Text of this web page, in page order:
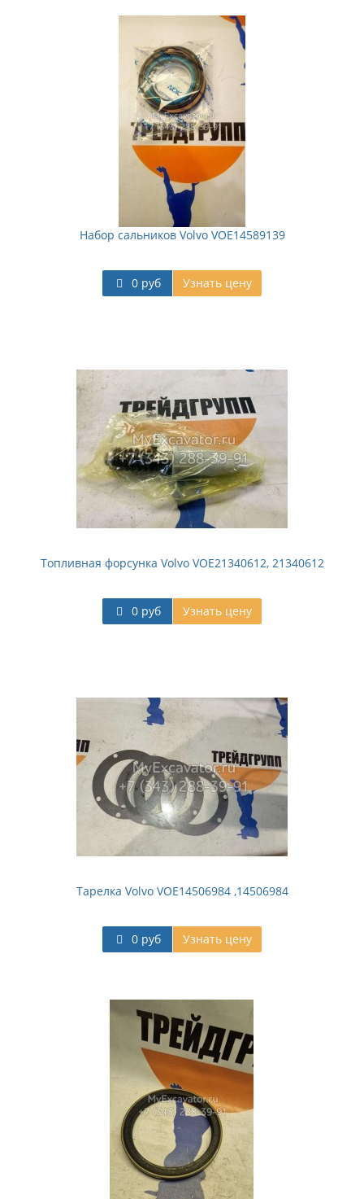
Набор сальников Volvo VOE14589139
0 руб Узнать цену
Топливная форсунка Volvo VOE21340612, 21340612
0 руб Узнать цену
Тарелка Volvo VOE14506984 ,14506984
0 руб Узнать цену